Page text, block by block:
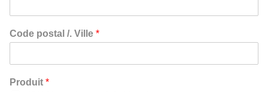
S
r
t
e
Code postal /. Ville *
Produit *